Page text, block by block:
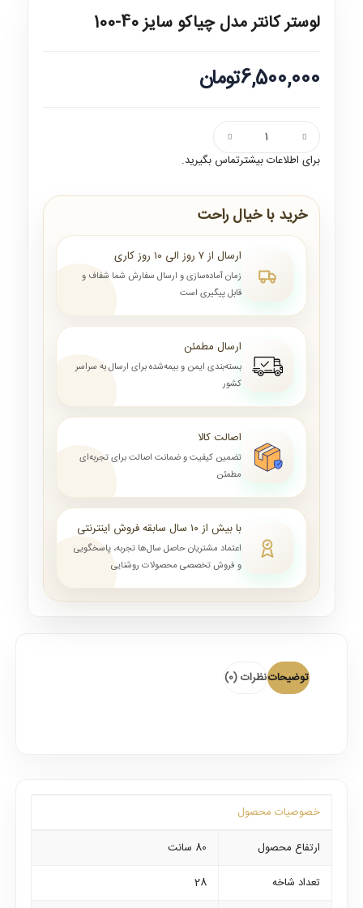
لوستر کانتر مدل چیاکو سایز 40-100
6,500,000تومان
برای اطلاعات بیشترتماس بگیرید.
خرید با خیال راحت
ارسال از ۷ روز الی ۱۰ روز کاری
زمان آماده‌سازی و ارسال سفارش شما شفاف و
قابل پیگیری است
ارسال مطمئن
بسته‌بندی ایمن و بیمه‌شده برای ارسال به سراسر
کشور
اصالت کالا
تضمین کیفیت و ضمانت اصالت برای تجربه‌ای
مطمئن
با بیش از ۱۰ سال سابقه فروش اینترنتی
اعتماد مشتریان حاصل سال‌ها تجربه، پاسخگویی
و فروش تخصصی محصولات روشنایی
توضیحاتنظرات (0)
خصوصیات محصول
ارتفاع محصول
80 سانت
تعداد شاخه
28